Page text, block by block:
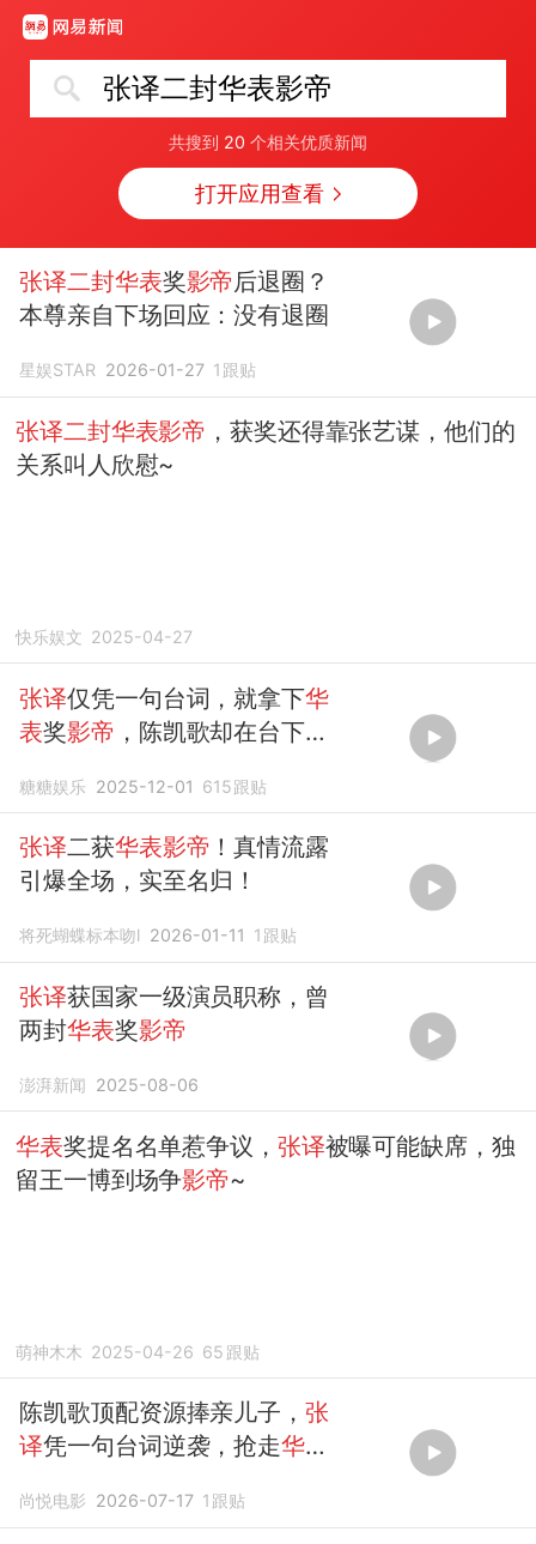
张译二封华表影帝
共搜到 20 个相关优质新闻
打开应用查看
张译二封华表奖影帝后退圈？
本尊亲自下场回应：没有退圈
星娱STAR 2026-01-27 1 跟贴
张译二封华表影帝 ，获奖还得靠张艺谋，他们的
关系叫人欣慰~
快乐娱文 2025-04-27
张译仅凭一句台词，就拿下华
表奖影帝 ，陈凯歌却在台下全
糖糖娱乐 2025-12-01 615跟贴
张译二获华表影帝 ！真情流露
引爆全场，实至名归！
将死蝴蝶标本吻l 2026-01-11 1 跟贴
张译获国家一级演员职称，曾
两封华表奖影帝
澎湃新闻 2025-08-06
华表奖提名名单惹争议， 张译被曝可能缺席，独
留王一博到场争影帝~
萌神木木 2025-04-26 65 跟贴
陈凯歌顶配资源捧亲儿子， 张
译凭一句台词逆袭，抢走华表
尚悦电影 2026-07-17 1 跟贴